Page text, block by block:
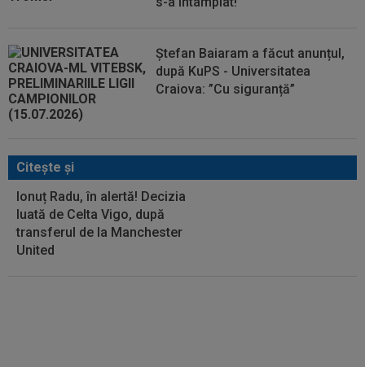
Ștefan Baiaram a făcut anunțul,
după KuPS - Universitatea
Craiova: ”Cu siguranță”
Citeşte şi
Ionuț Radu, în alertă! Decizia
luată de Celta Vigo, după
transferul de la Manchester
United